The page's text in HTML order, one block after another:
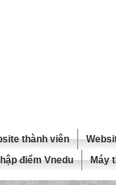
thành viên
điểm Vnedu Máy